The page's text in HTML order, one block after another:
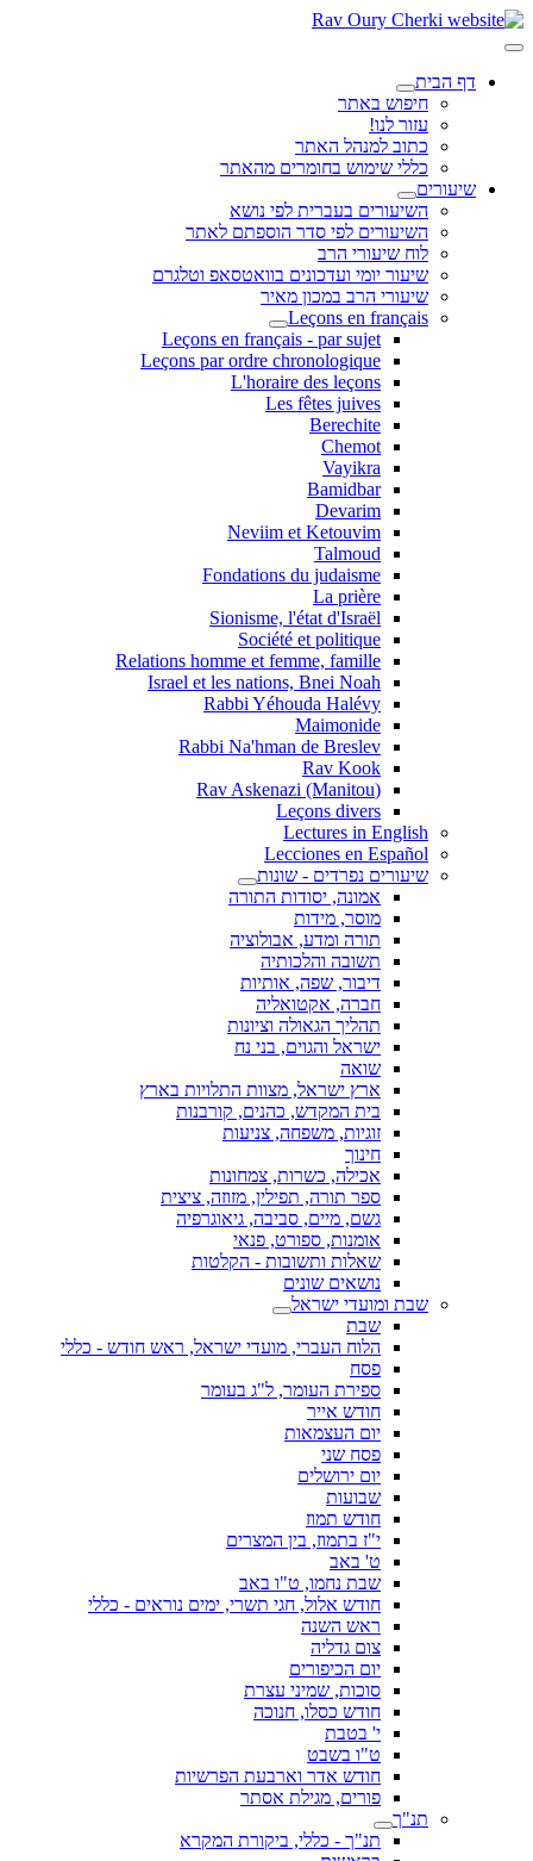
דף הבית
חיפוש באתר
עזור לנו!
כתוב למנהל האתר
כללי שימוש בחומרים מהאתר
שיעורים
השיעורים בעברית לפי נושא
השיעורים לפי סדר הוספתם לאתר
לוח שיעורי הרב
שיעור יומי ועדכונים בוואטסאפ וטלגרם
שיעורי הרב במכון מאיר
Leçons en français
Leçons en français - par sujet
Leçons par ordre chronologique
L'horaire des leçons
Les fêtes juives
Berechite
Chemot
Vayikra
Bamidbar
Devarim
Neviim et Ketouvim
Talmoud
Fondations du judaisme
La prière
Sionisme, l'état d'Israël
Société et politique
Relations homme et femme, famille
Israel et les nations, Bnei Noah
Rabbi Yéhouda Halévy
Maimonide
Rabbi Na'hman de Breslev
Rav Kook
(Rav Askenazi (Manitou
Leçons divers
Lectures in English
Lecciones en Español
שיעורים נפרדים - שונות
אמונה, יסודות התורה
מוסר, מידות
תורה ומדע, אבולוציה
תשובה והלכותיה
דיבור, שפה, אותיות
חברה, אקטואליה
תהליך הגאולה וציונות
ישראל והגוים, בני נח
שואה
ארץ ישראל, מצוות התלויות בארץ
בית המקדש, כהנים, קורבנות
זוגיות, משפחה, צניעות
חינוך
אכילה, כשרות, צמחונות
ספר תורה, תפילין, מזוזה, ציצית
גשם, מיים, סביבה, גיאוגרפיה
אומנות, ספורט, פנאי
שאלות ותשובות - הקלטות
נושאים שונים
שבת ומועדי ישראל
שבת
הלוח העברי, מועדי ישראל, ראש חודש - כללי
פסח
ספירת העומר, ל"ג בעומר
חודש אייר
יום העצמאות
פסח שני
יום ירושלים
שבועות
חודש תמוז
י"ז בתמוז, בין המצרים
ט' באב
שבת נחמו, ט"ו באב
חודש אלול, חגי תשרי, ימים נוראים - כללי
ראש השנה
צום גדליה
יום הכיפורים
סוכות, שמיני עצרת
חודש כסלו, חנוכה
י' בטבת
ט"ו בשבט
חודש אדר וארבעת הפרשיות
פורים, מגילת אסתר
תנ"ך
תנ"ך - כללי, ביקורת המקרא